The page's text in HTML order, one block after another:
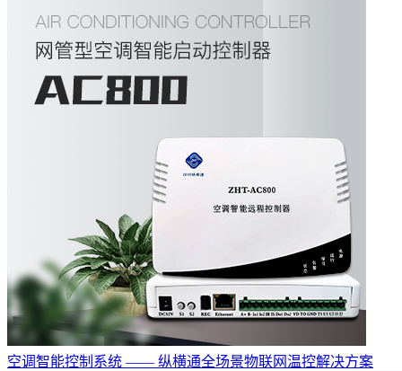
空调智能控制系统 —— 纵横通全场景物联网温控解决方案